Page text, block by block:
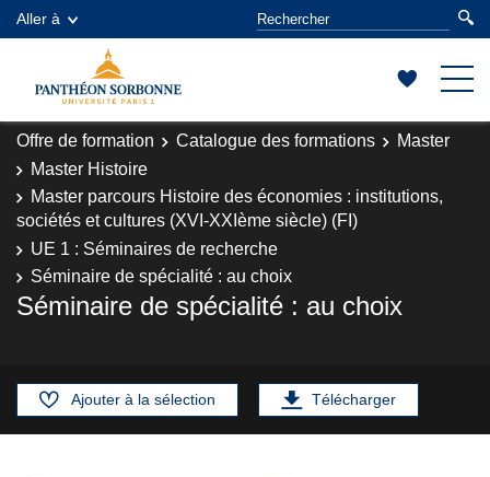
Aller à
Offre de formation Catalogue des formations
Master
Master Histoire
Master parcours Histoire des économies : institutions,
sociétés et cultures (XVI-XXIème siècle) (FI)
UE 1 : Séminaires de recherche
Séminaire de spécialité : au choix
Séminaire de spécialité : au choix
Ajouter à la sélection Télécharger